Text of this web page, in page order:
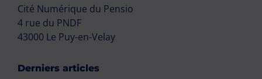
Cité Numérique du Pensio
4 rue du PNDF
43000 Le Puy-en-Velay
Derniers articles